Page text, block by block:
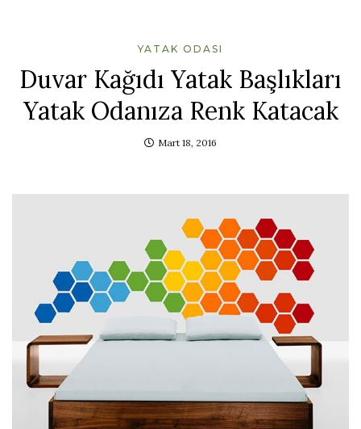
YATAK ODASI
Duvar Kağıdı Yatak Başlıkları
Yatak Odanıza Renk Katacak
Mart 18, 2016